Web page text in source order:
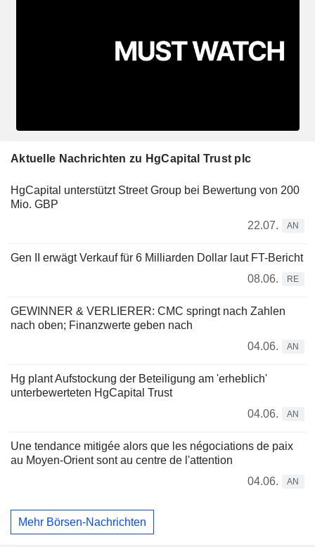
Aktuelle Nachrichten zu HgCapital Trust plc
HgCapital unterstützt Street Group bei Bewertung von 200
Mio. GBP
22.07.
AN
Gen II erwägt Verkauf für 6 Milliarden Dollar laut FT-Bericht
08.06.
RE
GEWINNER & VERLIERER: CMC springt nach Zahlen
nach oben; Finanzwerte geben nach
04.06.
AN
Hg plant Aufstockung der Beteiligung am 'erheblich'
unterbewerteten HgCapital Trust
04.06.
AN
Une tendance mitigée alors que les négociations de paix
au Moyen-Orient sont au centre de l'attention
04.06.
AN
Mehr Börsen-Nachrichten